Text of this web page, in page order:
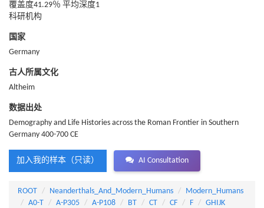
覆盖度41.29％ 平均深度1
科研机构
国家
Germany
古人所属文化
Altheim
数据出处
Demography and Life Histories across the Roman Frontier in Southern
Germany 400-700 CE
加入我的样本（只读） AI Consultation
ROOT Neanderthals_And_Modern_Humans
Modern_Humans
A0-T
A-P305 A-P108 BT CT CF F
GHIJK